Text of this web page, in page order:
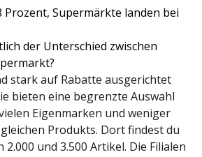
Supermärkte landen bei
der Unterschied zwischen
stark auf Rabatte ausgerichtet
bieten eine begrenzte Auswahl
Eigenmarken und weniger
Produkts. Dort findest du
2.000 und 3.500 Artikel. Die Filialen